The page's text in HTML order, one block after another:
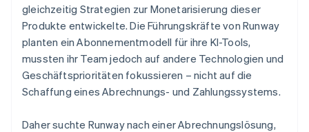
gleichzeitig Strategien zur Monetarisierung dieser
Produkte entwickelte. Die Führungskräfte von Runway
planten ein Abonnementmodell für ihre KI-Tools,
mussten ihr Team jedoch auf andere Technologien und
Geschäftsprioritäten fokussieren – nicht auf die
Schaffung eines Abrechnungs- und Zahlungssystems.
Daher suchte Runway nach einer Abrechnungslösung,